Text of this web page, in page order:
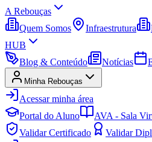
A Rebouças
Quem Somos
Infraestrutura
HUB
Blog & Conteúdo
Notícias
Minha Rebouças
Acessar minha área
Portal do Aluno
AVA - Sala
Validar Certificado
Validar